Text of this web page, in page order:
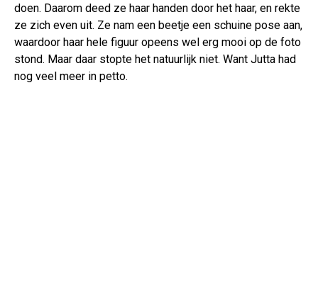
doen. Daarom deed ze haar handen door het haar, en rekte
ze zich even uit. Ze nam een beetje een schuine pose aan,
waardoor haar hele figuur opeens wel erg mooi op de foto
stond. Maar daar stopte het natuurlijk niet. Want Jutta had
nog veel meer in petto.